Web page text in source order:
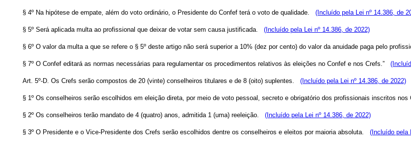
§ 4º Na hipótese de empate, além do voto ordinário, o Presidente do Confef terá o voto de qualidade. (Incluído pela Lei nº 14.386, de
§ 5º Será aplicada multa ao profissional que deixar de votar sem causa justificada. (Incluído pela Lei nº 14.386, de 2022)
§ 6º O valor da multa a que se refere o § 5º deste artigo não será superior a 10% (dez por cento) do valor da anuidade paga pelo
§ 7º O Confef editará as normas necessárias para regulamentar os procedimentos relativos às eleições no Confef e nos Crefs.”
Art. 5º-D. Os Crefs serão compostos de 20 (vinte) conselheiros titulares e de 8 (oito) suplentes. (Incluído pela Lei nº 14.386, de 2022)
§ 1º Os conselheiros serão escolhidos em eleição direta, por meio de voto pessoal, secreto e obrigatório dos profissionais inscritos
§ 2º Os conselheiros terão mandato de 4 (quatro) anos, admitida 1 (uma) reeleição. (Incluído pela Lei nº 14.386, de 2022)
§ 3º O Presidente e o Vice-Presidente dos Crefs serão escolhidos dentre os conselheiros e eleitos por maioria absoluta. (Incluído pela